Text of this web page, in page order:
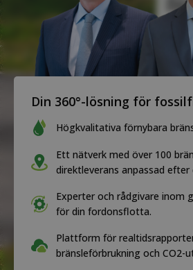
Din 360°-lösning för
Högkvalitativa förnybara
Ett nätverk med över 100
direktleverans anpassad efter
Experter och rådgivare inom
för din fordonsflotta.
Plattform för
bränsleförbrukning och CO2-